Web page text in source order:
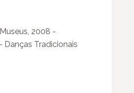
2008 -
Tradicionais